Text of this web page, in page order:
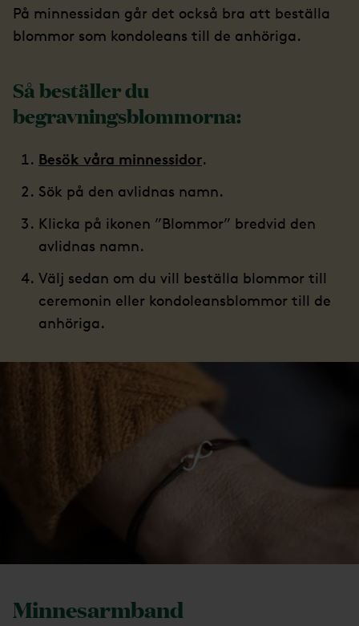
På minnessidan går det också bra att beställa
blommor som kondoleans till de anhöriga.
Så beställer du
begravningsblommorna:
Besök våra minnessidor.
Sök på den avlidnas namn.
Klicka på ikonen ”Blommor” bredvid den
avlidnas namn.
Välj sedan om du vill beställa blommor till
ceremonin eller kondoleansblommor till de
anhöriga.
Minnesarmband